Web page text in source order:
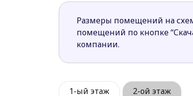
Простой план дома с
Размеры помещений на
помещений по кнопке
компании.
1-ый этаж 2-ой этаж